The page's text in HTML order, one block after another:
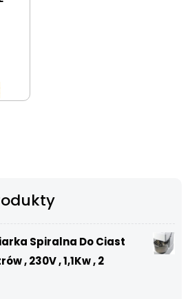
Spiralna Do Ciast
, 230V , 1,1Kw , 2